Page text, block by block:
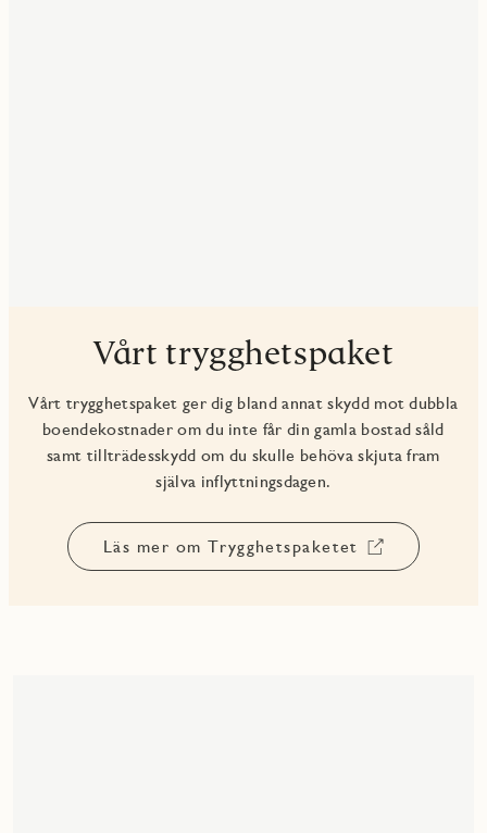
Vårt trygghetspaket
Vårt trygghetspaket ger dig bland annat skydd mot dubbla
boendekostnader om du inte får din gamla bostad såld
samt tillträdesskydd om du skulle behöva skjuta fram
själva inflyttningsdagen.
Läs mer om Trygghetspaketet